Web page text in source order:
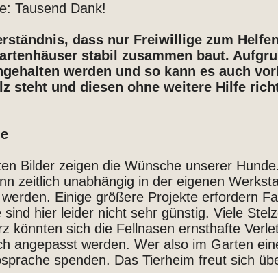
Tausend Dank!
dass nur Freiwillige zum
stabil zusammen baut.
werden und so kann es auch
steht und diesen ohne weitere Hilfe
Bilder zeigen die Wünsche unserer
zeitlich unabhängig in der eigenen
Einige größere Projekte erfordern
sind hier leider nicht sehr günstig. Viele
könnten sich die Fellnasen ernsthafte
angepasst werden. Wer also im Garten
spenden. Das Tierheim freut sich